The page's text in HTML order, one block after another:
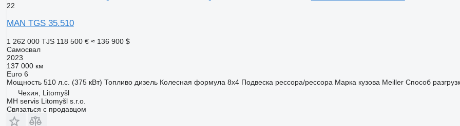
22
MAN TGS 35.510
1 262 000 TJS 118 500 € ≈ 136 900 $
Самосвал
2023
137 000 км
Euro 6
Мощность 510 л.с. (375 кВт) Топливо дизель Колесная формула 8x4 Подвеска рессора/рессора Марка кузова Meiller Способ
Чехия, Litomyšl
MH servis Litomyšl s.r.o.
Связаться с продавцом